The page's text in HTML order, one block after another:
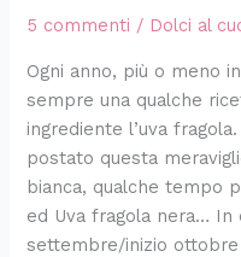
5 commenti / Dolci al
Ogni anno, più o meno
sempre una qualche
ingrediente l’uva
postato questa
bianca, qualche tempo
ed Uva fragola nera…
settembre/inizio